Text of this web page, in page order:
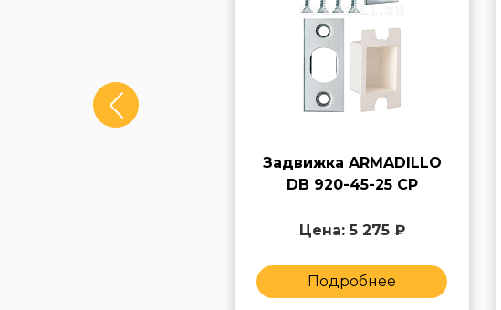
Задвижка ARMADILLO
DB 920-45-25 CP
Цена: 5 275 ₽
Подробнее